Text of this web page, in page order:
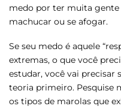
medo por ter muita
machucar ou se afogar.
Se seu medo é aquele
extremas, o que você
estudar, você vai precisar
teoria primeiro. Pesquise
os tipos de marolas que